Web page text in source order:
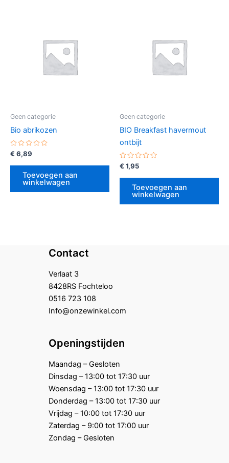
Geen categorie
Bio abrikozen
Gewaardeerd
0
uit
€ 6,89
Toevoegen aan
winkelwagen
Geen categorie
BIO Breakfast havermout
ontbijt
Gewaardeerd
0
uit
€ 1,95
Toevoegen aan
winkelwagen
Contact
Verlaat 3
8428RS Fochteloo
0516 723 108
Info@onzewinkel.com
Openingstijden
Maandag – Gesloten
Dinsdag – 13:00 tot 17:30 uur
Woensdag – 13:00 tot 17:30 uur
Donderdag – 13:00 tot 17:30 uur
Vrijdag – 10:00 tot 17:30 uur
Zaterdag – 9:00 tot 17:00 uur
Zondag – Gesloten